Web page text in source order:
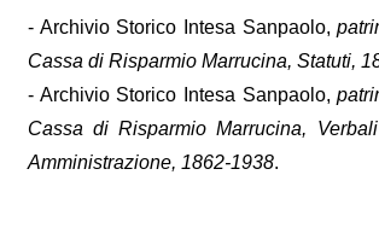
- Archivio Storico Intesa Sanpaolo,
Cassa di Risparmio Marrucina, Statuti,
- Archivio Storico Intesa Sanpaolo,
Cassa di Risparmio Marrucina,
Amministrazione, 1862-1938.